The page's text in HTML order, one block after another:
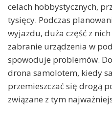
celach hobbystycznych,
tysięcy. Podczas
wyjazdu, duża część z
zabranie urządzenia w
spowoduje problemów.
drona samolotem, kiedy
przemieszczać się drogą
związane z tym